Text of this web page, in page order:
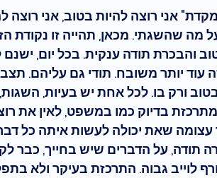
אני רוצה להיות בטוב, אני
מה שהשגתי. מכאן, תהייה זו נקודת
עוד יותר משובח. תודי גם עליהם.
ורק בו. לכל אחת יש בעיות,
בדיוק כמו במשפט, לאין את
שאת יכולה לעשות איתה כל
תודה, על הדברים שיש בחייך, כבר
לוייב גבוה. התרכזת בעיקר ולא